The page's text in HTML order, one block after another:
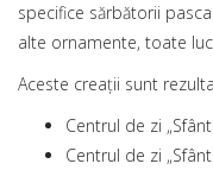
specifice sărbătorii
alte ornamente, toate
Aceste creații sunt
Centrul de zi
Centrul de zi